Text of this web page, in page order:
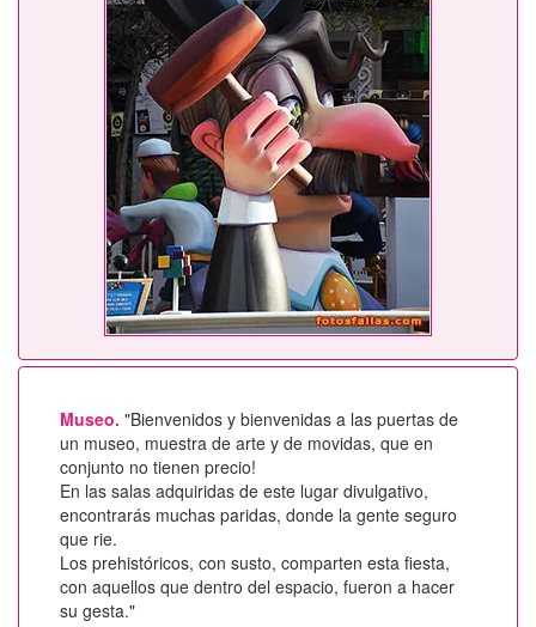
Museo. "Bienvenidos y bienvenidas a las puertas de
un museo, muestra de arte y de movidas, que en
conjunto no tienen precio!
En las salas adquiridas de este lugar divulgativo,
encontrarás muchas paridas, donde la gente seguro
que rie.
Los prehistóricos, con susto, comparten esta fiesta,
con aquellos que dentro del espacio, fueron a hacer
su gesta."